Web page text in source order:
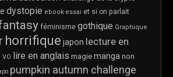
dystopie ebook essai et si on parlait
féminisme gothique Graphique
horrifique japon lecture en
lire en anglais magie manga non
pumpkin autumn challenge